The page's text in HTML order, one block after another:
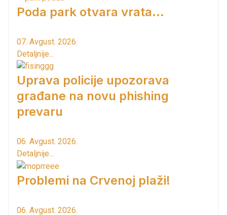
Poda park otvara vrata...
07. Avgust. 2026.
Detaljnije...
Uprava policije upozorava
građane na novu phishing
prevaru
06. Avgust. 2026.
Detaljnije...
Problemi na Crvenoj plaži!
06. Avgust. 2026.